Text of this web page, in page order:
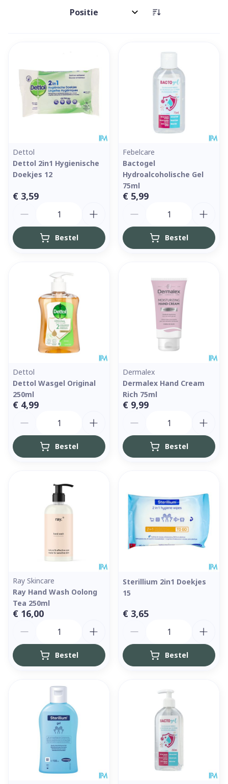
Sorteer op:
Dettol
Dettol 2in1 Hygienische
Doekjes 12
€ 3,59
Bestel
Febelcare
Bactogel
Hydroalcoholische Gel
75ml
€ 5,99
Bestel
Dettol
Dettol Wasgel Original
250ml
€ 4,99
Bestel
Dermalex
Dermalex Hand Cream
Rich 75ml
€ 9,99
Bestel
Ray Skincare
Ray Hand Wash Oolong
Tea 250ml
€ 16,00
Bestel
Sterillium 2in1 Doekjes
15
€ 3,65
Bestel